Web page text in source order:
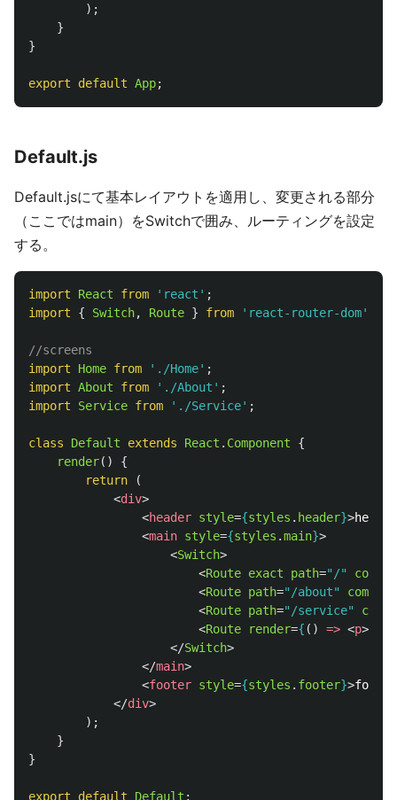
);
}
}
export default App;
Default.js
Default.jsにて基本レイアウトを適用し、変更される部分
（ここではmain）をSwitchで囲み、ルーティングを設定
する。
import React from ' react ' ;
import
{ Switch, Route } from ' react-router-dom'
//screens
import
Home from ' ./Home' ;
import About from ' ./About ' ;
import
Service from ' ./Service' ;
class Default extends React . Component
{
render()
{
return
(
<div>
<header style={styles . header}>head
<main style={styles .main}>
<Switch>
<Route exact path="/"
<Route path="/about"
<Route path="/service"
<Route render={ () => <p>
</Switch>
</main>
<footer style={styles . footer}>footer
</div>
);
}
}
export default Default ;